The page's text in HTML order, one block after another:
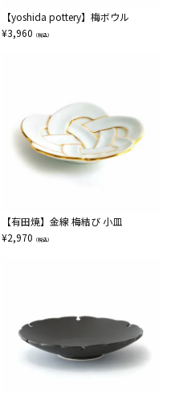
【yoshida pottery】梅ボウル
¥3,960 （税込）
【有田焼】金線 梅結び 小皿
¥2,970 （税込）